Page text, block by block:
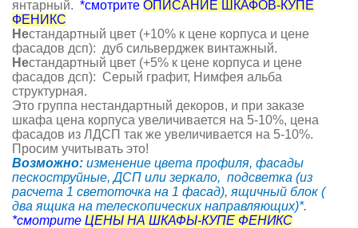
янтарный. *смотрите ОПИСАНИЕ ШКАФОВ-КУПЕ
ФЕНИКС
Нестандартный цвет (+10% к цене корпуса и цене
фасадов дсп): дуб сильверджек винтажный.
Нестандартный цвет (+5% к цене корпуса и цене
фасадов дсп): Серый графит, Нимфея альба
структурная.
Это группа нестандартный декоров, и при заказе
шкафа цена корпуса увеличивается на 5-10%, цена
фасадов из ЛДСП так же увеличивается на 5-10%.
Просим учитывать это!
Возможно: изменение цвета профиля, фасады
пескоструйные, ДСП или зеркало, подсветка (из
расчета 1 светоточка на 1 фасад), ящичный блок (
два ящика на телескопических направляющих)*.
*смотрите ЦЕНЫ НА ШКАФЫ-КУПЕ ФЕНИКС